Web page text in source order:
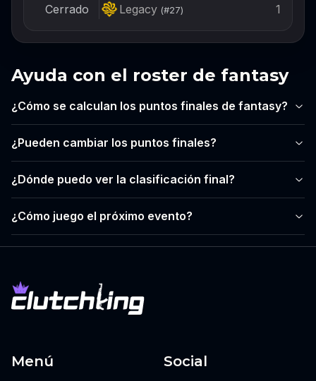
Cerrado
Legacy(#27) 1
Ayuda con el roster de fantasy
¿Cómo se calculan los puntos finales de fantasy?
¿Pueden cambiar los puntos finales?
¿Dónde puedo ver la clasificación final?
¿Cómo juego el próximo evento?
Menú Social